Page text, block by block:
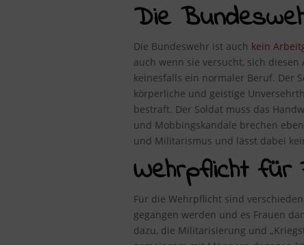
Die
Die Bundeswehr ist auch kein
auch wenn sie versucht, sich
keinesfalls ein normaler Beruf. Der
körperliche und geistige
bestraft. Der Soldat muss das
und Mobbingskandale brechen
und Militarismus und lässt dabei
Wehrpflicht für
Für die Wehrpflicht sind
gegangen werden und es Frauen
dazu, die Militarisierung und